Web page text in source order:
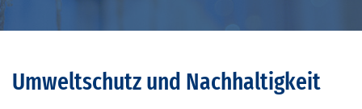
Umweltschutz und Nachhaltigkeit